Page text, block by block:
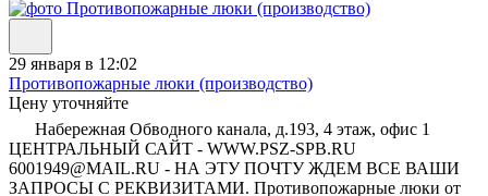
29 января в 12:02
Противопожарные люки (производство)
Цену уточняйте
Набережная Обводного канала, д.193, 4 этаж, офис 1
ЦЕНТРАЛЬНЫЙ САЙТ - WWW.PSZ-SPB.RU
6001949@MAIL.RU - НА ЭТУ ПОЧТУ ЖДЕМ ВСЕ ВАШИ
ЗАПРОСЫ С РЕКВИЗИТАМИ. Противопожарные люки от